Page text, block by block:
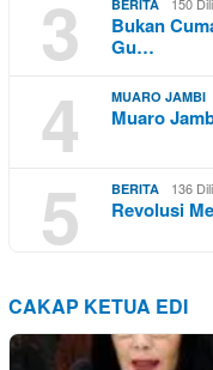
3 BERITA
Bukan
Gu…
4 MUARO JAMBI
Muaro
5 BERITA 136
Revolusi
CAKAP KETUA EDI